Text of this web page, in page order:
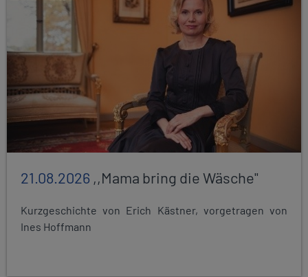
21.08.2026 ,,Mama bring die Wäsche"
Kurzgeschichte von Erich Kästner, vorgetragen von
Ines Hoffmann